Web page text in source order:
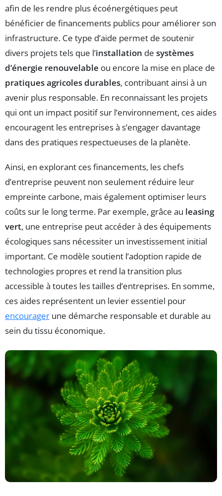
afin de les rendre plus écoénergétiques peut
bénéficier de financements publics pour améliorer son
infrastructure. Ce type d’aide permet de soutenir
divers projets tels que l’installation de systèmes
d’énergie renouvelable ou encore la mise en place de
pratiques agricoles durables, contribuant ainsi à un
avenir plus responsable. En reconnaissant les projets
qui ont un impact positif sur l’environnement, ces aides
encouragent les entreprises à s’engager davantage
dans des pratiques respectueuses de la planète.
Ainsi, en explorant ces financements, les chefs
d’entreprise peuvent non seulement réduire leur
empreinte carbone, mais également optimiser leurs
coûts sur le long terme. Par exemple, grâce au leasing
vert, une entreprise peut accéder à des équipements
écologiques sans nécessiter un investissement initial
important. Ce modèle soutient l’adoption rapide de
technologies propres et rend la transition plus
accessible à toutes les tailles d’entreprises. En somme,
ces aides représentent un levier essentiel pour
encourager une démarche responsable et durable au
sein du tissu économique.